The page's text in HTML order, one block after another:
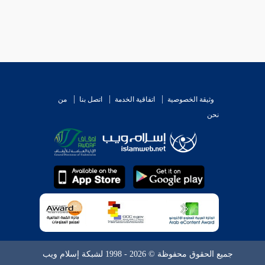
تقليد الأعمى للبصير في الوقت، أو
إما سماع من بصير ، أو اجتهاد وقد جاء في الحديث {
لم يرد ذلك لم يكن في اللفظ دليل على جواز رجوعه
وثيقة الخصوصية اتفاقية الخدمة اتصل بنا
من
نحن
جميع الحقوق محفوظة © 2026 - 1998 لشبكة إسلام ويب